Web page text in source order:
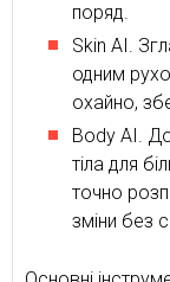
поряд.
Skin AI.
одним
охайно,
Body AI.
тіла для
точно
зміни без